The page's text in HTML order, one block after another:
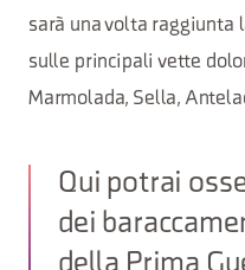
sarà una volta raggiunta
sulle principali vette
Marmolada, Sella,
Qui potrai
dei